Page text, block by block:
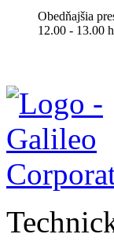
Obedňajšia
12.00 - 13.00